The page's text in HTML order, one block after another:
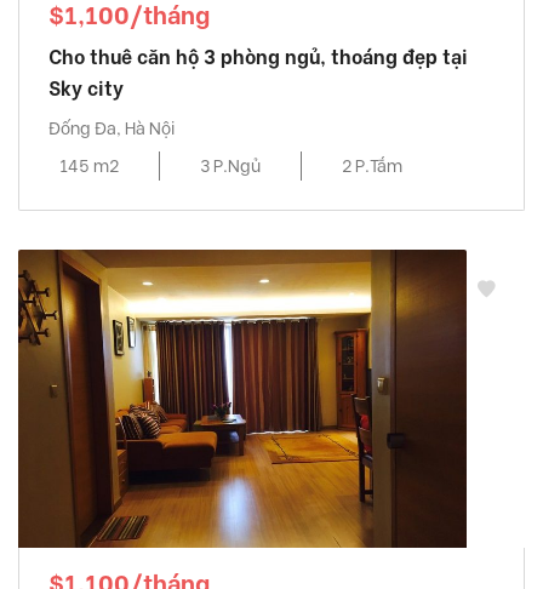
$1,100/tháng
Cho thuê căn hộ 3 phòng ngủ, thoáng đẹp tại
Sky city
Đống Đa, Hà Nội
145 m2
3 P.Ngủ 2 P.Tắm